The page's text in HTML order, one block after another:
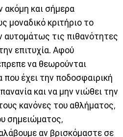
ακόμη και σήμερα
μοναδικό κριτήριο το
αυτομάτως τις πιθανότητες
επιτυχία. Αφού
να θεωρούνται
έχει την ποδοσφαιρική
και να μην νιώθει την
κανόνες του αθλήματος,
σημειώματος,
αν βρισκόμαστε σε